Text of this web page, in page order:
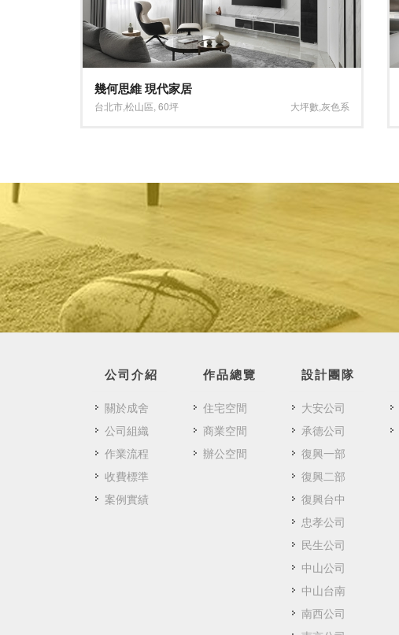
優雅大方 極致美學
新北市林口區 30坪 淺色系 木地板
公司介紹
關於成舍
公司組織
作業流程
收費標準
案例實績
作品總覽
住宅空間
商業空間
辦公空間
設計團隊
大安公司
承德公司
復興一部
復興二部
復興台中
忠孝公司
民生公司
中山公司
中山台南
南西公司